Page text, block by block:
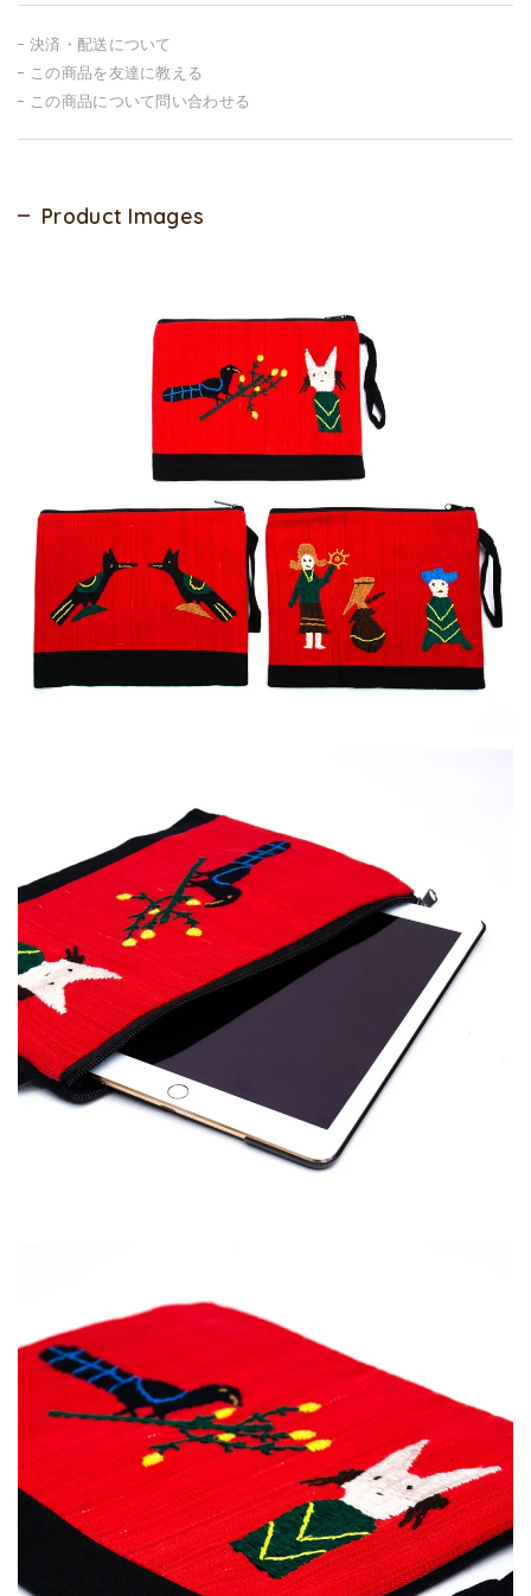
決済・配送について
この商品を友達に教える
この商品について問い合わせる
Product Images